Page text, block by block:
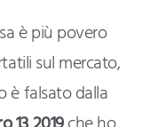
è più povero
sul mercato,
è falsato dalla